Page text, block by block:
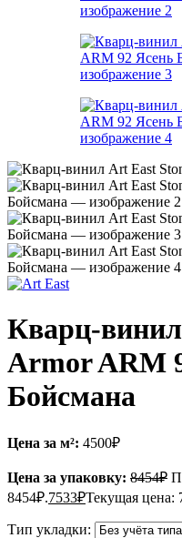
Кварц-
Armor ARM
Бойсмана
Цена за м²: 4500₽
Цена за упаковку: 8454₽
8454₽.7533₽Текущая цена:
Тип укладки: